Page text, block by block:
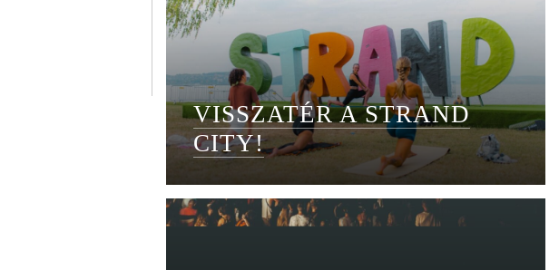
VISSZATÉR A STRAND
CITY!